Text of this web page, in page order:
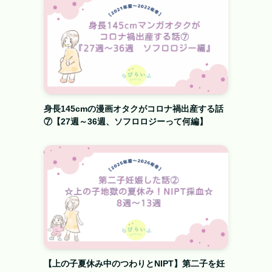
身長145cmの漫画オタクがコロナ禍出産する話
⑦【27週～36週、ソフロロジーって何編】
【上の子夏休み中のつわりとNIPT】第二子を妊